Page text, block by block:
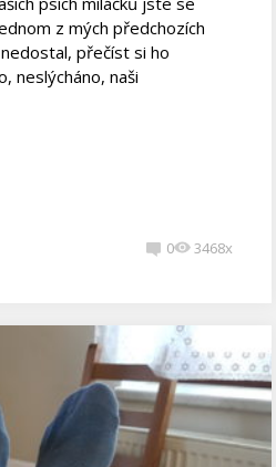
z mých předchozích
přečíst si ho
neslýcháno, naši
0 3468x